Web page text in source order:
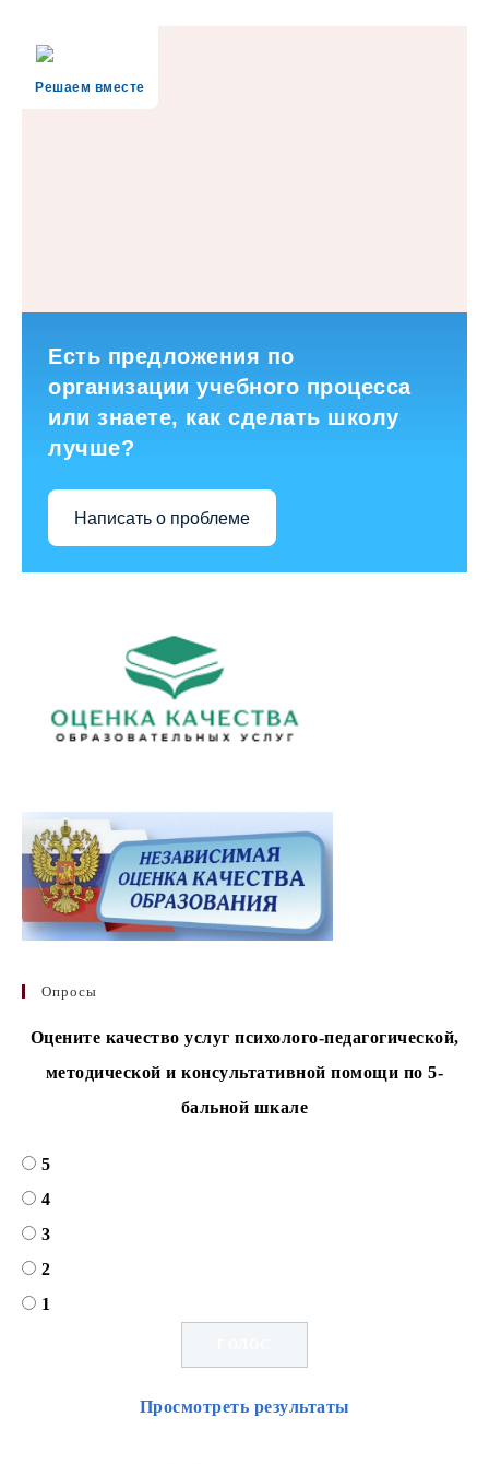
Решаем вместе
Есть предложения по
организации учебного процесса
или знаете, как сделать школу
лучше?
Написать о проблеме
Опросы
Оцените качество услуг психолого-педагогической,
методической и консультативной помощи по 5-
бальной шкале
5
4
3
2
1
Просмотреть результаты